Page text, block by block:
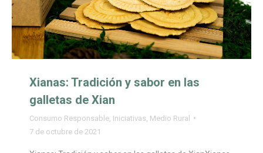
Xianas: Tradición y sabor en las
galletas de Xian
Consumo Responsable Iniciativas Medio Rural
7 de octubre de 2021